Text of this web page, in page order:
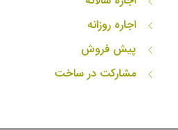
اجاره روزانه
پیش فروش
مشارکت در ساخت